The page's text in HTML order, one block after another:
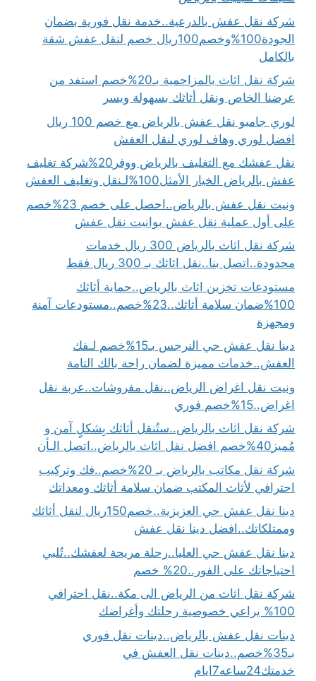
شركة نقل عفش بالدرعية..خدمة نقل فورية بضمان
الجودة100%وخصم100ريال خصم لنقل عفش شقة
بالكامل
شركة نقل اثاث بالمزاحمية بـ20%خصم استفد من
عرضنا الخاص ونقل أثاثك بسهولة ويسر
لوري جامبو نقل عفش بالرياض مع خصم 100 ريال
افضل لوري وهاف لوري لنقل العفش
نقل عفشك مع التغليف بالرياض ووفر20%شركة تغليف
عفش بالرياض الخيار الأمثل100%لـنقل وتغليف العفش
ونيت نقل عفش بالرياض..احصل على خصم 23%خصم
على أول عملية نقل عفش بوانيت نقل عفش
شركة نقل اثاث بالرياض 300 ريال خدمات
محدودة..اتصل بنا..نقل اثاثك بـ 300 ريال فقط
مستودعات تخزين اثاث بالرياض..حماية أثاثك
100%ضمان سلامة أثاثك..23%خصم..مستودعات آمنة
ومجهزة
دينا نقل عفش حي النرجس بـ15%خصم لـفك
العفش..خدمات مميزة لضمان راحة بالك التامة
ونيت نقل اغراض الرياض..نقل مفروشات..عربة نقل
اغراض..15%خصم فوري
شركة نقل اثاث بالرياض..ستُنقل أثاثك بِشكلٍ آمن و
مُميز40%خصم افضل نقل اثاث بالرياض..اتصل الـأن
شركة نقل مكاتب بالرياض بـ 20%خصم..فك وتركيب
احترافي لأثاث المكتب ضمان سلامة أثاثك ومعداتك
دينا نقل عفش حي العزيزية..خصم150ريال لنقل أثاثك
وممتلكاتك..افضل دينا نقل عفش
دينا نقل عفش حي العليا..رحلة مريحة لعفشك..تُلبي
احتياجاتك على الفور..20% خصم
شركة نقل اثاث من الرياض الى مكة..نقل احترافي
100% يراعي خصوصية رحلتك وأغراضك
دينات نقل عفش بالرياض..دينات نقل فوري
بـ35%خصم..دينات نقل العفش في
خدمتك24ساعه7ايام